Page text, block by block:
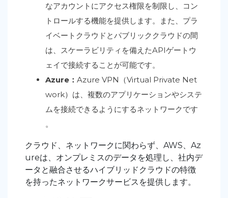
なアカウントにアクセス権限を制限し、コン
トロールする機能を提供します。また、プラ
イベートクラウドとパブリッククラウドの間
は、スケーラビリティを備えたAPIゲートウ
ェイで接続することが可能です。
Azure： Azure VPN（Virtual Private Net
work）は、複数のアプリケーションやシステ
ムを接続できるようにするネットワークです
。
クラウド、ネットワークに関わらず、AWS、Az
ureは、オンプレミスのデータを処理し、社内デ
ータと融合させるハイブリッドクラウドの特徴
を持ったネットワークサービスを提供します。